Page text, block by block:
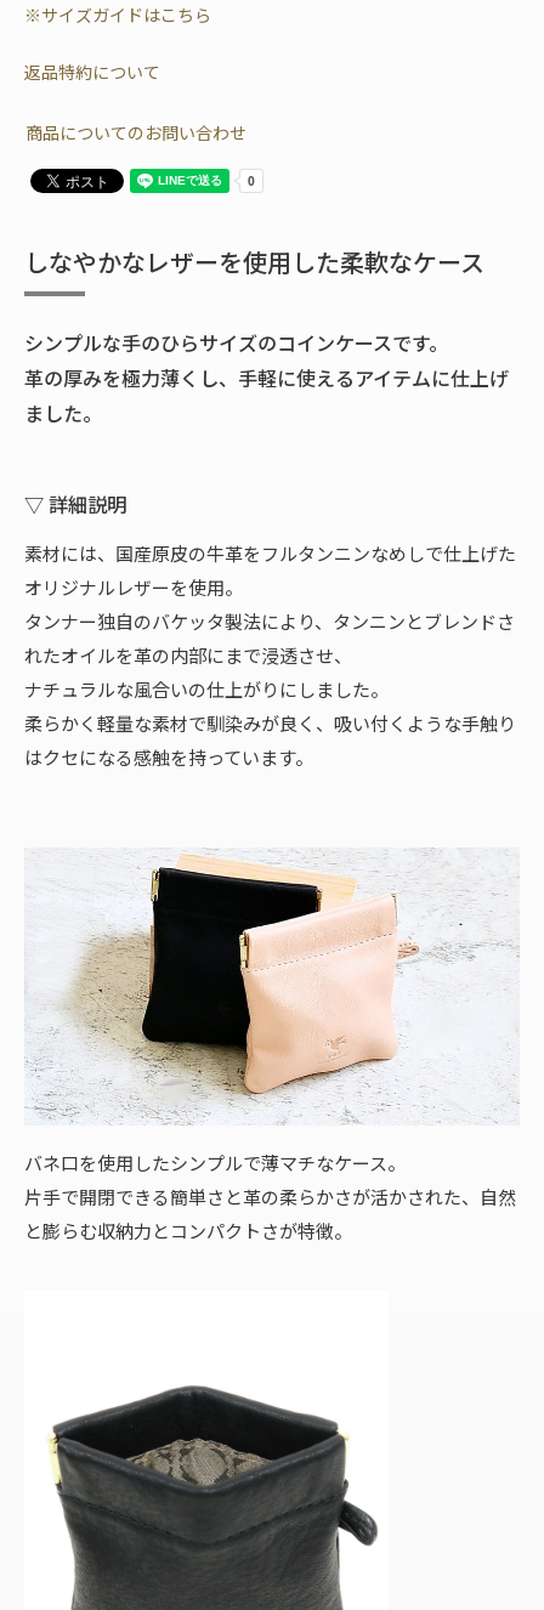
※サイズガイドはこちら
返品特約について
商品についてのお問い合わせ
しなやかなレザーを使用した柔軟なケース
シンプルな手のひらサイズのコインケースです。
革の厚みを極力薄くし、手軽に使えるアイテムに仕上げ
ました。
▽ 詳細説明
素材には、国産原皮の牛革をフルタンニンなめしで仕上げた
オリジナルレザーを使用。
タンナー独自のバケッタ製法により、タンニンとブレンドさ
れたオイルを革の内部にまで浸透させ、
ナチュラルな風合いの仕上がりにしました。
柔らかく軽量な素材で馴染みが良く、吸い付くような手触り
はクセになる感触を持っています。
バネ口を使用したシンプルで薄マチなケース。
片手で開閉できる簡単さと革の柔らかさが活かされた、自然
と膨らむ収納力とコンパクトさが特徴。